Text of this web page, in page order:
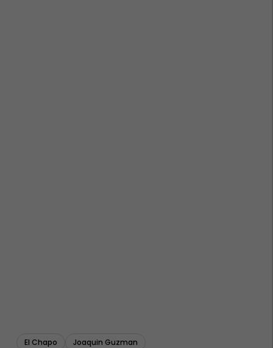
El Chapo Joaquin Guzman